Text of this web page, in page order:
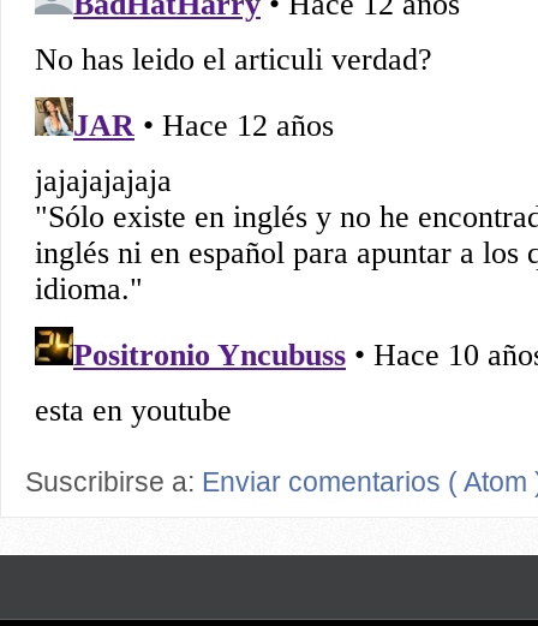
Suscribirse a: Enviar comentarios ( Atom